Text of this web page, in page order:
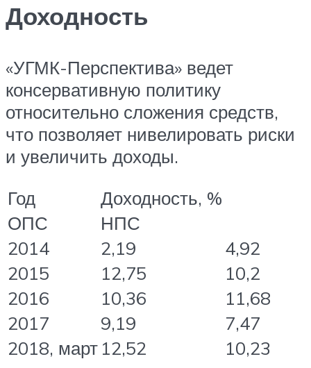
Доходность
«УГМК-Перспектива» ведет
консервативную политику
относительно сложения средств,
что позволяет нивелировать риски
и увеличить доходы.
Год
Доходность, %
ОПС
НПС
2014
2,19
4,92
2015
12,75
10,2
2016
10,36
11,68
2017
9,19
7,47
2018, март 12,52
10,23